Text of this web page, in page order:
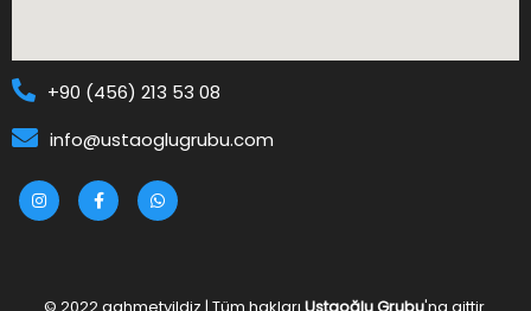
+90 (456) 213 53 08
info@ustaoglugrubu.com
© 2022 aahmetyildiz | Tüm hakları Ustaoğlu Grubu'na aittir.